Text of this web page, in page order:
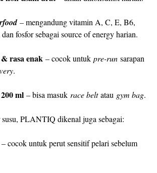
– mengandung vitamin A, C, E, B6,
fosfor sebagai source of energy harian.
rasa enak – cocok untuk pre-run sarapan
.
ml – bisa masuk race beltatau gym bag.
PLANTIQ dikenal juga sebagai:
– cocok untuk perut sensitif pelari sebelum